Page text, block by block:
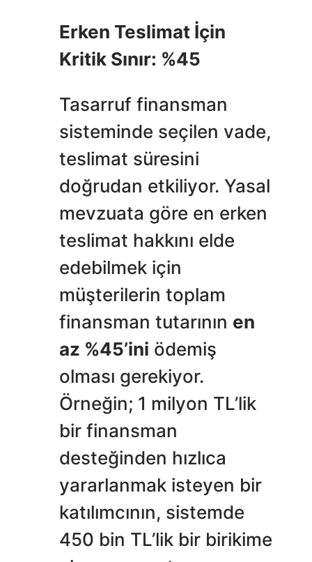
Erken Teslimat İçin
Kritik Sınır: %45
Tasarruf finansman
sisteminde seçilen vade,
teslimat süresini
doğrudan etkiliyor. Yasal
mevzuata göre en erken
teslimat hakkını elde
edebilmek için
müşterilerin toplam
finansman tutarının en
az %45’ini ödemiş
olması gerekiyor.
Örneğin; 1 milyon TL’lik
bir finansman
desteğinden hızlıca
yararlanmak isteyen bir
katılımcının, sistemde
450 bin TL’lik bir birikime